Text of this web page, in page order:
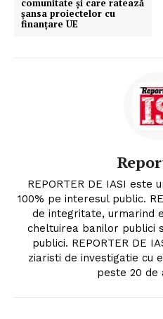
comunitate și care ratează
șansa proiectelor cu
finanțare UE
REPORTER DE IASI este
100% pe interesul public.
de integritate, urmarind
cheltuirea banilor publici
publici. REPORTER DE
ziaristi de investigatie cu
peste 20 de